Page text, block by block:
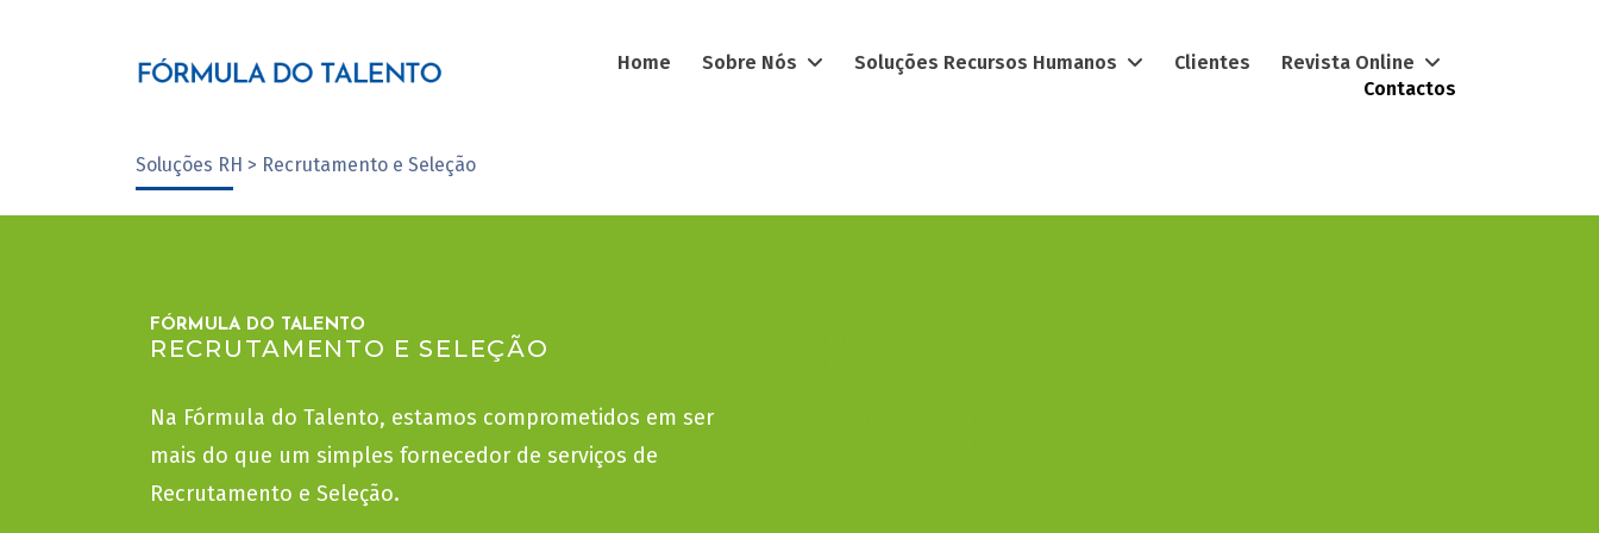
Home Sobre Nós Soluções Recursos Humanos Clientes
Revista Online
Contactos
Soluções RH > Recrutamento e Seleção
FÓRMULA DO TALENTO
RECRUTAMENTO E SELEÇÃO
Na Fórmula do Talento, estamos comprometidos em ser
mais do que um simples fornecedor de serviços de
Recrutamento e Seleção.